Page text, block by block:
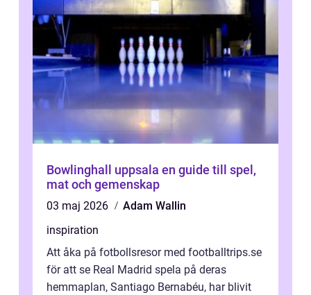
Bowlinghall uppsala en guide till spel,
mat och gemenskap
03 maj 2026
Adam Wallin
inspiration
Att åka på fotbollsresor med footballtrips.se
för att se Real Madrid spela på deras
hemmaplan, Santiago Bernabéu, har blivit